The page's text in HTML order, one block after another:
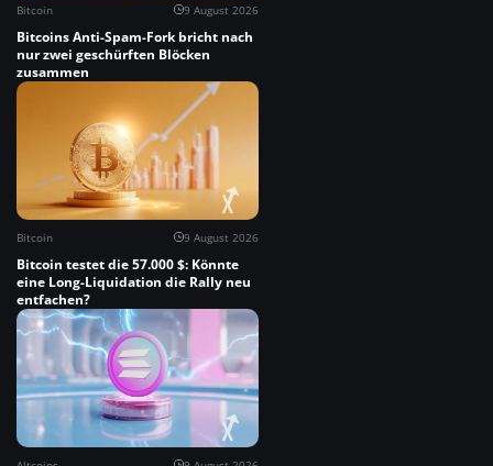
Bitcoin 9 August 2026
Bitcoins Anti-Spam-Fork bricht nach
nur zwei geschürften Blöcken
zusammen
Bitcoin 9 August 2026
Bitcoin testet die 57.000 $: Könnte
eine Long-Liquidation die Rally neu
entfachen?